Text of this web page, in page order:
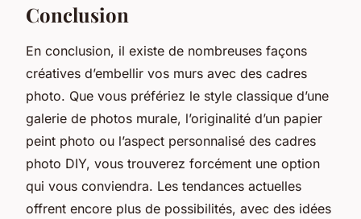
Conclusion
En conclusion, il existe de nombreuses façons
créatives d’embellir vos murs avec des cadres
photo. Que vous préfériez le style classique d’une
galerie de photos murale, l’originalité d’un papier
peint photo ou l’aspect personnalisé des cadres
photo DIY, vous trouverez forcément une option
qui vous conviendra. Les tendances actuelles
offrent encore plus de possibilités, avec des idées